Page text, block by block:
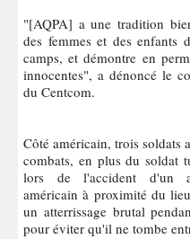
"[AQPA] a une tradition
des femmes et des enfants
camps, et démontre en
innocentes", a dénoncé le
du Centcom.
Côté américain, trois soldats
combats, en plus du soldat
lors de l'accident d'un
américain à proximité du
un atterrissage brutal
pour éviter qu'il ne tombe